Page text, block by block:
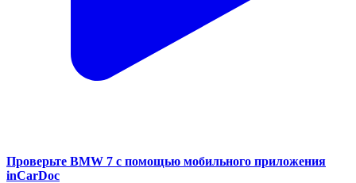
Проверьте BMW 7 с помощью мобильного приложения
inCarDoc